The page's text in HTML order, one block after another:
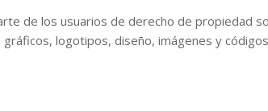
de los usuarios de derecho de propiedad
logotipos, diseño, imágenes y